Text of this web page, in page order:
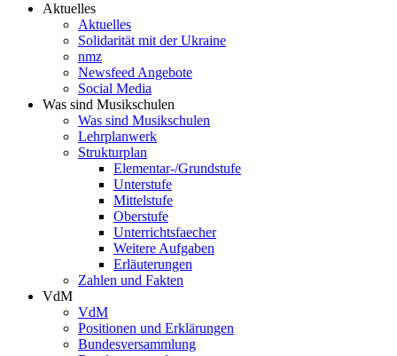
Aktuelles
Aktuelles
Solidarität mit der Ukraine
nmz
Newsfeed Angebote
Social Media
Was sind Musikschulen
Was sind Musikschulen
Lehrplanwerk
Strukturplan
Elementar-/Grundstufe
Unterstufe
Mittelstufe
Oberstufe
Unterrichtsfaecher
Weitere Aufgaben
Erläuterungen
Zahlen und Fakten
VdM
VdM
Positionen und Erklärungen
Bundesversammlung